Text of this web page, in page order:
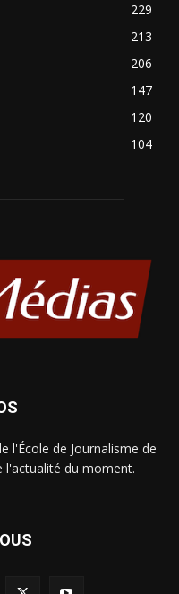
229
213
206
147
120
104
l'École de Journalisme de
l'actualité du moment.